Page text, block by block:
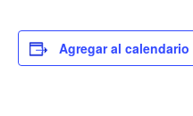
Agregar al calendario